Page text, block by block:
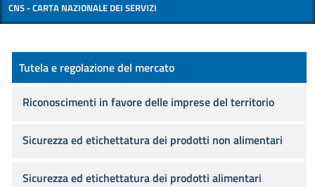
CNS - CARTA NAZIONALE DEI SERVIZI
Regolazione del mercato
Tutela e regolazione del mercato
Riconoscimenti in favore delle imprese del territorio
Sicurezza ed etichettatura dei prodotti non alimentari
Sicurezza ed etichettatura dei prodotti alimentari